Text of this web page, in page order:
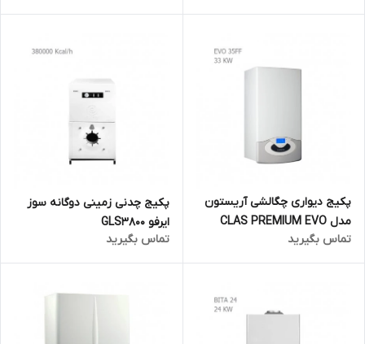
پکیج دیواری چگالشی آریستون
مدل CLAS PREMIUM EVO
35FF
تماس بگیرید
پکیج چدنی زمینی دوگانه سوز
ایرفو GLS3800
تماس بگیرید